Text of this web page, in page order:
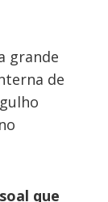
grande
de
que